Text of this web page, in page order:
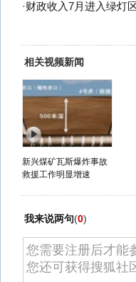
·财政收入7月进入绿灯
相关视频新闻
新兴煤矿瓦斯爆炸事故
救援工作明显增速
我来说两句(0)